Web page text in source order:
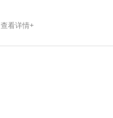
查看详情+